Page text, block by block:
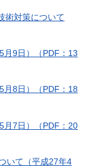
術対策について
月9日）（PDF：13
月8日）（PDF：18
月7日）（PDF：20
いて（平成27年4